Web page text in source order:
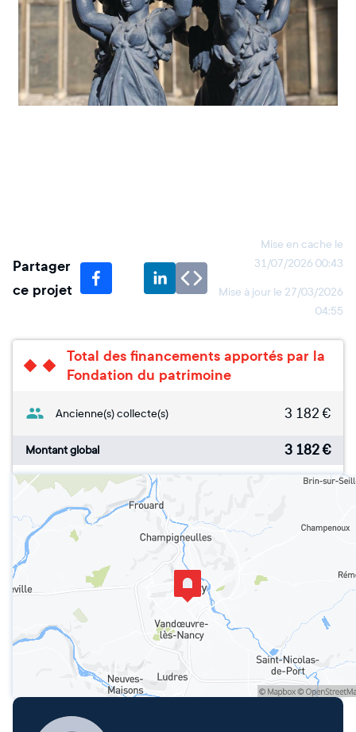
Partager
ce projet
Mise en cache le
31/07/2026 00:43
Mise à jour le 27/03/2026
04:55
Total des financements apportés par la
Fondation du patrimoine
Ancienne(s) collecte(s) 3 182 €
Montant global 3 182€